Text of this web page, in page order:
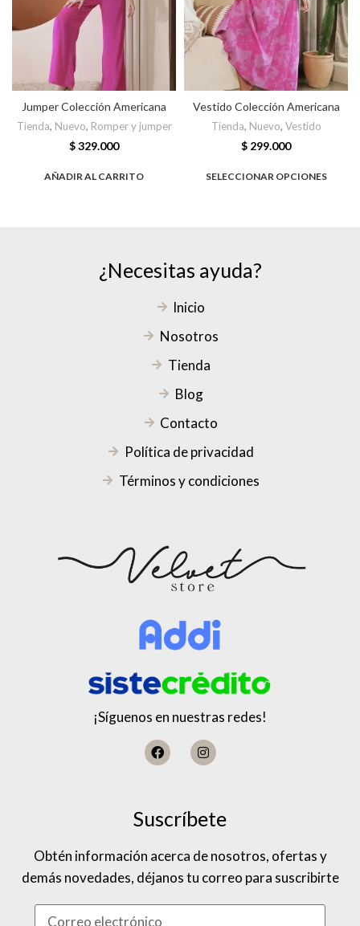
Jumper Colección Americana
Tienda, Nuevo, Romper y jumper
$329.000
AÑADIR AL CARRITO
Vestido Colección Americana
Tienda, Nuevo, Vestido
$ 299.000
SELECCIONAR OPCIONES
¿Necesitas ayuda?
Inicio
Nosotros
Tienda
Blog
Contacto
Política de privacidad
Términos y condiciones
¡Síguenos en nuestras redes!
Suscríbete
Obtén información acerca de nosotros, ofertas y
demás novedades, déjanos tu correo para suscribirte